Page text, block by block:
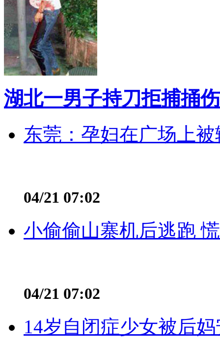
湖北一男子持刀拒捕捅
东莞：孕妇在广场上
04/21 07:02
小偷偷山寨机后逃跑
04/21 07:02
14岁自闭症少女被后